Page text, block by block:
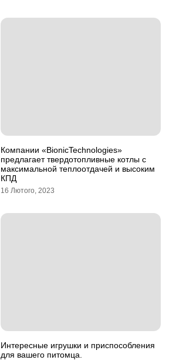
Компании «BionicTechnologies»
предлагает твердотопливные котлы с
максимальной теплоотдачей и высоким
КПД
16 Лютого, 2023
Интересные игрушки и приспособления
для вашего питомца.